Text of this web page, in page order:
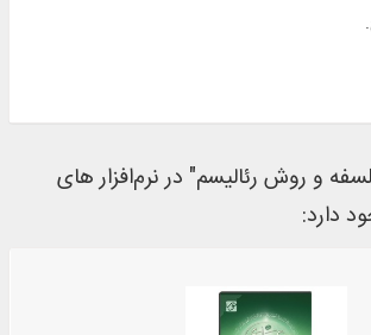
و روش رئالیسم" در نرم‌افزار های
دارد: